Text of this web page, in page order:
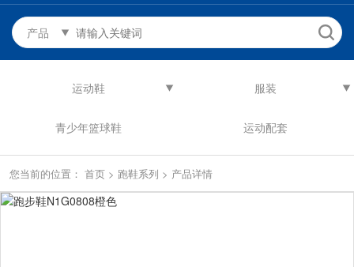
产品
运动鞋 服装
青少年篮球鞋 运动配套
您当前的位置： 首页 > 跑鞋系列 > 产品详情